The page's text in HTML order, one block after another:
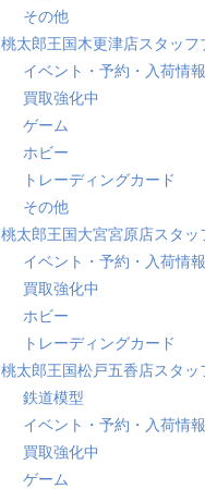
その他
桃太郎王国木更津店スタッフ
イベント・予約・入荷情報
買取強化中
ゲーム
ホビー
トレーディングカード
その他
桃太郎王国大宮宮原店スタッ
イベント・予約・入荷情報
買取強化中
ホビー
トレーディングカード
桃太郎王国松戸五香店スタッ
鉄道模型
イベント・予約・入荷情報
買取強化中
ゲーム